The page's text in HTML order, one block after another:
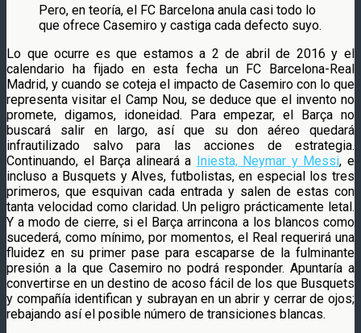
Pero, en teoría, el FC Barcelona anula casi todo lo
que ofrece Casemiro y castiga cada defecto suyo.
Lo que ocurre es que estamos a 2 de abril de 2016 y el
calendario ha fijado en esta fecha un FC Barcelona-Real
Madrid, y cuando se coteja el impacto de Casemiro con lo que
representa visitar el Camp Nou, se deduce que el invento no
promete, digamos, idoneidad. Para empezar, el Barça no
buscará salir en largo, así que su don aéreo quedará
infrautilizado salvo para las acciones de estrategia.
Continuando, el Barça alineará a Iniesta, Neymar y Messi, e
incluso a Busquets y Alves, futbolistas, en especial los tres
primeros, que esquivan cada entrada y salen de estas con
tanta velocidad como claridad. Un peligro prácticamente letal.
Y a modo de cierre, si el Barça arrincona a los blancos como
sucederá, como mínimo, por momentos, el Real requerirá una
fluidez en su primer pase para escaparse de la fulminante
presión a la que Casemiro no podrá responder. Apuntaría a
convertirse en un destino de acoso fácil de los que Busquets
y compañía identifican y subrayan en un abrir y cerrar de ojos;
rebajando así el posible número de transiciones blancas.